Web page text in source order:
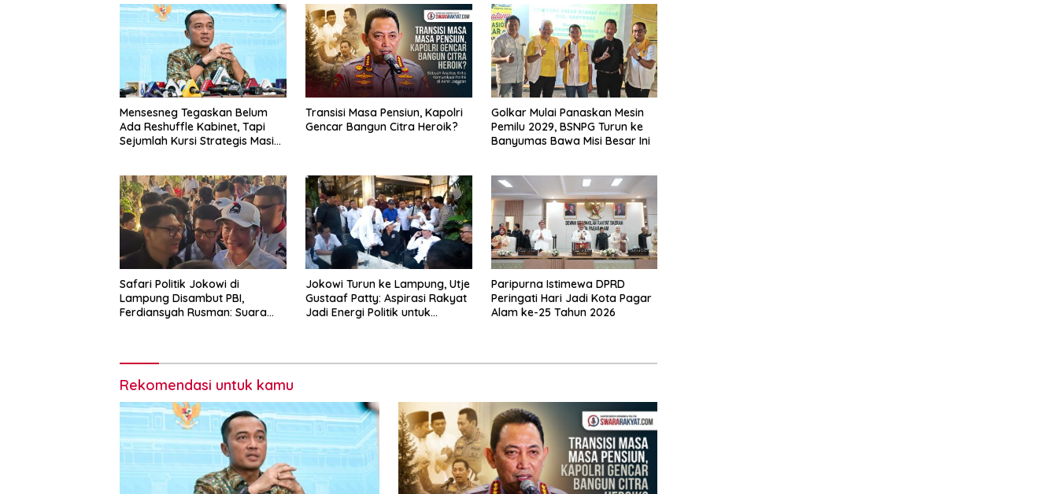
Mensesneg Tegaskan Belum
Ada Reshuffle Kabinet, Tapi
Sejumlah Kursi Strategis Masih
Transisi Masa Pensiun, Kapolri
Gencar Bangun Citra Heroik?
Golkar Mulai Panaskan Mesin
Pemilu 2029, BSNPG Turun ke
Banyumas Bawa Misi Besar Ini
Safari Politik Jokowi di
Lampung Disambut PBI,
Ferdiansyah Rusman: Suara
Jokowi Turun ke Lampung, Utje
Gustaaf Patty: Aspirasi Rakyat
Jadi Energi Politik untuk
Paripurna Istimewa DPRD
Peringati Hari Jadi Kota Pagar
Alam ke-25 Tahun 2026
Rekomendasi untuk kamu